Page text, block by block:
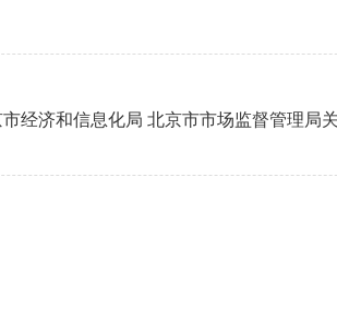
经济和信息化局 北京市市场监督管理局